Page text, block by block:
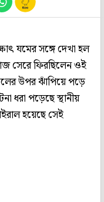
যমের সঙ্গে দেখা হল
সেরে ফিরছিলেন ওই
উপর ঝাঁপিয়ে পড়ে
ধরা পড়েছে স্থানীয়
হয়েছে সেই